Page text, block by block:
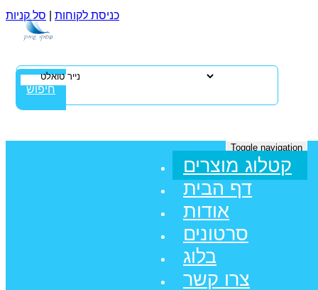
כניסת לקוחות סל קניות
חיפוש
Toggle navigation
קטלוג מוצרים
דף הבית
אודות
סרטונים
בלוג
צרו קשר